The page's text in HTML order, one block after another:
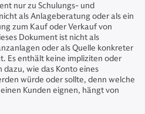
nur zu Schulungs- und
als Anlageberatung oder als ein
zum Kauf oder Verkauf von
Dokument ist nicht als
oder als Quelle konkreter
Es enthält keine impliziten oder
wie das Konto eines
würde oder sollte, denn welche
Kunden eignen, hängt von